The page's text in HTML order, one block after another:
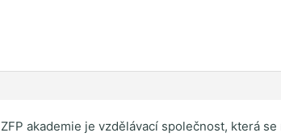
ZFP akademie je vzdělávací společnost, která